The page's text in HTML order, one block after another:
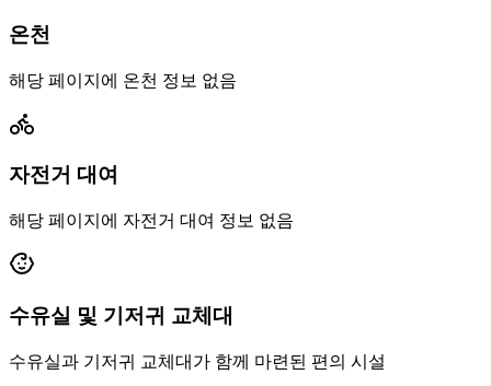
온천
해당 페이지에 온천 정보 없음
자전거 대여
해당 페이지에 자전거 대여 정보 없음
수유실 및 기저귀 교체대
수유실과 기저귀 교체대가 함께 마련된 편의 시설